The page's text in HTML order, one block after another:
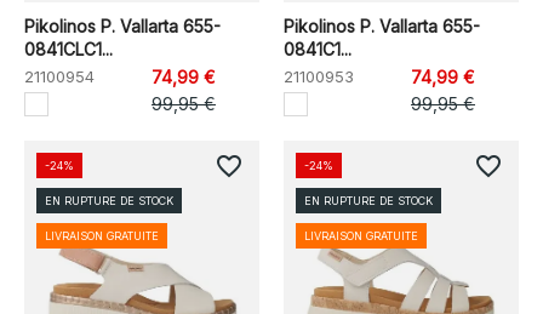
Pikolinos P. Vallarta 655-
0841CLC1...
21100954
74,99 €
99,95 €
Pikolinos P. Vallarta 655-
0841C1...
21100953
74,99 €
99,95 €
-24%
EN RUPTURE DE STOCK
LIVRAISON GRATUITE
favorite_border -24%
EN RUPTURE DE STOCK
LIVRAISON GRATUITE
favorite_border